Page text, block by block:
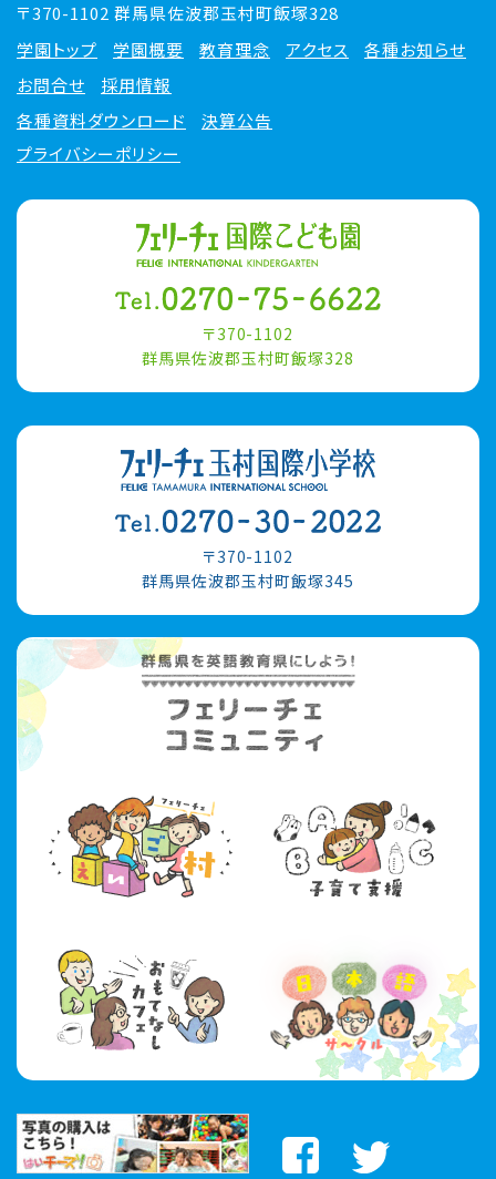
〒370-1102 群馬県佐波郡玉村町飯塚328
プライバシーポリシー
学園トップ 学園概要 教育理念 アクセス
各種お知らせ
お問合せ
採用情報
各種資料ダウンロード
決算公告
〒370-1102
群馬県佐波郡玉村町飯塚328
〒370-1102
群馬県佐波郡玉村町飯塚345